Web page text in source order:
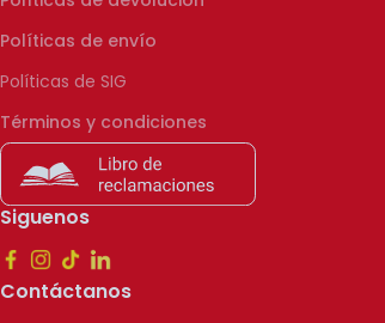
Políticas de envío
Políticas de SIG
Términos y condiciones
Siguenos
Contáctanos